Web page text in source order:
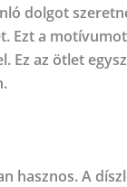
dolgot
Ezt a
az ötlet
hasznos. A